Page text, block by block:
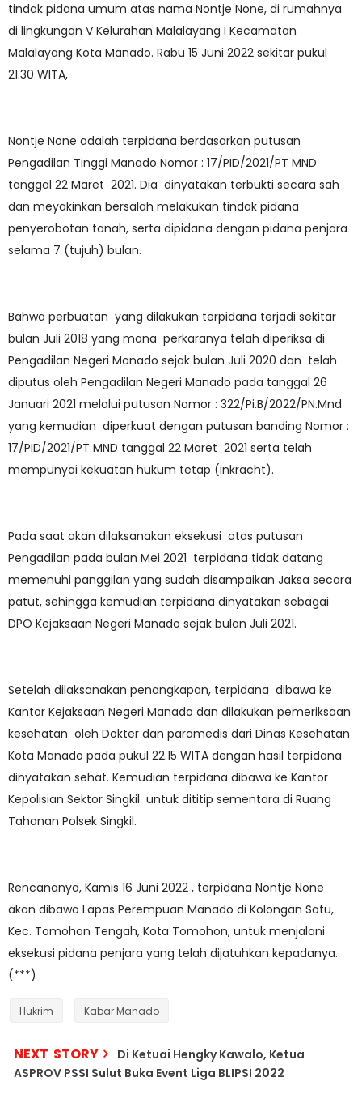
tindak pidana umum atas nama Nontje None, di rumahnya
di lingkungan V Kelurahan Malalayang I Kecamatan
Malalayang Kota Manado. Rabu 15 Juni 2022 sekitar pukul
21.30 WITA,
Nontje None adalah terpidana berdasarkan putusan
Pengadilan Tinggi Manado Nomor : 17/PID/2021/PT MND
tanggal 22 Maret 2021. Dia dinyatakan terbukti secara sah
dan meyakinkan bersalah melakukan tindak pidana
penyerobotan tanah, serta dipidana dengan pidana penjara
selama 7 (tujuh) bulan.
Bahwa perbuatan yang dilakukan terpidana terjadi sekitar
bulan Juli 2018 yang mana perkaranya telah diperiksa di
Pengadilan Negeri Manado sejak bulan Juli 2020 dan telah
diputus oleh Pengadilan Negeri Manado pada tanggal 26
Januari 2021 melalui putusan Nomor : 322/Pi.B/2022/PN.Mnd
yang kemudian diperkuat dengan putusan banding Nomor :
17/PID/2021/PT MND tanggal 22 Maret 2021 serta telah
mempunyai kekuatan hukum tetap (inkracht).
Pada saat akan dilaksanakan eksekusi atas putusan
Pengadilan pada bulan Mei 2021 terpidana tidak datang
memenuhi panggilan yang sudah disampaikan Jaksa secara
patut, sehingga kemudian terpidana dinyatakan sebagai
DPO Kejaksaan Negeri Manado sejak bulan Juli 2021.
Setelah dilaksanakan penangkapan, terpidana dibawa ke
Kantor Kejaksaan Negeri Manado dan dilakukan pemeriksaan
kesehatan oleh Dokter dan paramedis dari Dinas Kesehatan
Kota Manado pada pukul 22.15 WITA dengan hasil terpidana
dinyatakan sehat. Kemudian terpidana dibawa ke Kantor
Kepolisian Sektor Singkil untuk dititip sementara di Ruang
Tahanan Polsek Singkil.
Rencananya, Kamis 16 Juni 2022 , terpidana Nontje None
akan dibawa Lapas Perempuan Manado di Kolongan Satu,
Kec. Tomohon Tengah, Kota Tomohon, untuk menjalani
eksekusi pidana penjara yang telah dijatuhkan kepadanya.
(***)
Hukrim Kabar Manado
NEXT STORY
Di Ketuai Hengky Kawalo, Ketua
ASPROV PSSI Sulut Buka Event Liga BLIPSI 2022